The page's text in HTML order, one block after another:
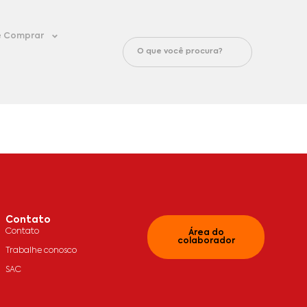
Comprar
Contato
Contato
Trabalhe conosco
SAC
Área do
colaborador